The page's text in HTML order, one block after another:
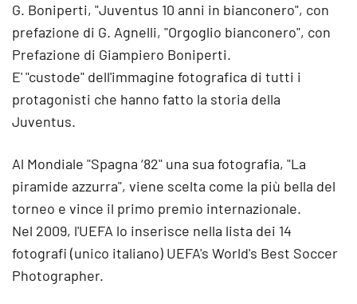
G. Boniperti, "Juventus 10 anni in bianconero", con
prefazione di G. Agnelli, "Orgoglio bianconero", con
Prefazione di Giampiero Boniperti.
E' "custode" dell'immagine fotografica di tutti i
protagonisti che hanno fatto la storia della
Juventus.
Al Mondiale "Spagna ‘82" una sua fotografia, "La
piramide azzurra", viene scelta come la più bella del
torneo e vince il primo premio internazionale.
Nel 2009, l'UEFA lo inserisce nella lista dei 14
fotografi (unico italiano) UEFA's World's Best Soccer
Photographer.